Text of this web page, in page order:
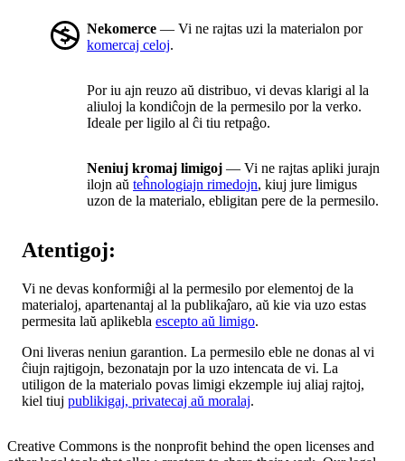
Nekomerce — Vi ne rajtas uzi la materialon por
komercaj celoj.
Por iu ajn reuzo aŭ distribuo, vi devas klarigi al la
aliuloj la kondiĉojn de la permesilo por la verko.
Ideale per ligilo al ĉi tiu retpaĝo.
Neniuj kromaj limigoj — Vi ne rajtas apliki jurajn
ilojn aŭ teĥnologiajn rimedojn, kiuj jure limigus
uzon de la materialo, ebligitan pere de la permesilo.
Atentigoj:
Vi ne devas konformiĝi al la permesilo por elementoj de la
materialoj, apartenantaj al la publikaĵaro, aŭ kie via uzo estas
permesita laŭ aplikebla escepto aŭ limigo.
Oni liveras neniun garantion. La permesilo eble ne donas al vi
ĉiujn rajtigojn, bezonatajn por la uzo intencata de vi. La
utiligon de la materialo povas limigi ekzemple iuj aliaj rajtoj,
kiel tiuj publikigaj, privatecaj aŭ moralaj.
Creative Commons is the nonprofit behind the open licenses and